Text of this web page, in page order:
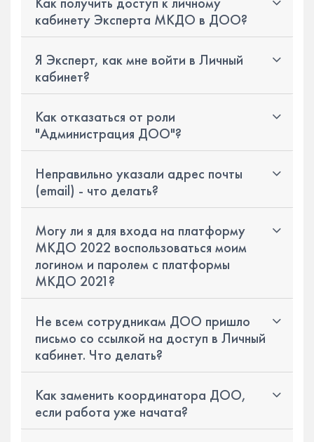
кабинету Эксперта МКДО в ДОО?
Я Эксперт, как мне войти в Личный
кабинет?
Как отказаться от роли
"Администрация ДОО"?
Неправильно указали адрес почты
(email) - что делать?
Могу ли я для входа на платформу
МКДО 2022 воспользоваться моим
логином и паролем с платформы
МКДО 2021?
Не всем сотрудникам ДОО пришло
письмо со ссылкой на доступ в Личный
кабинет. Что делать?
Как заменить координатора ДОО,
если работа уже начата?